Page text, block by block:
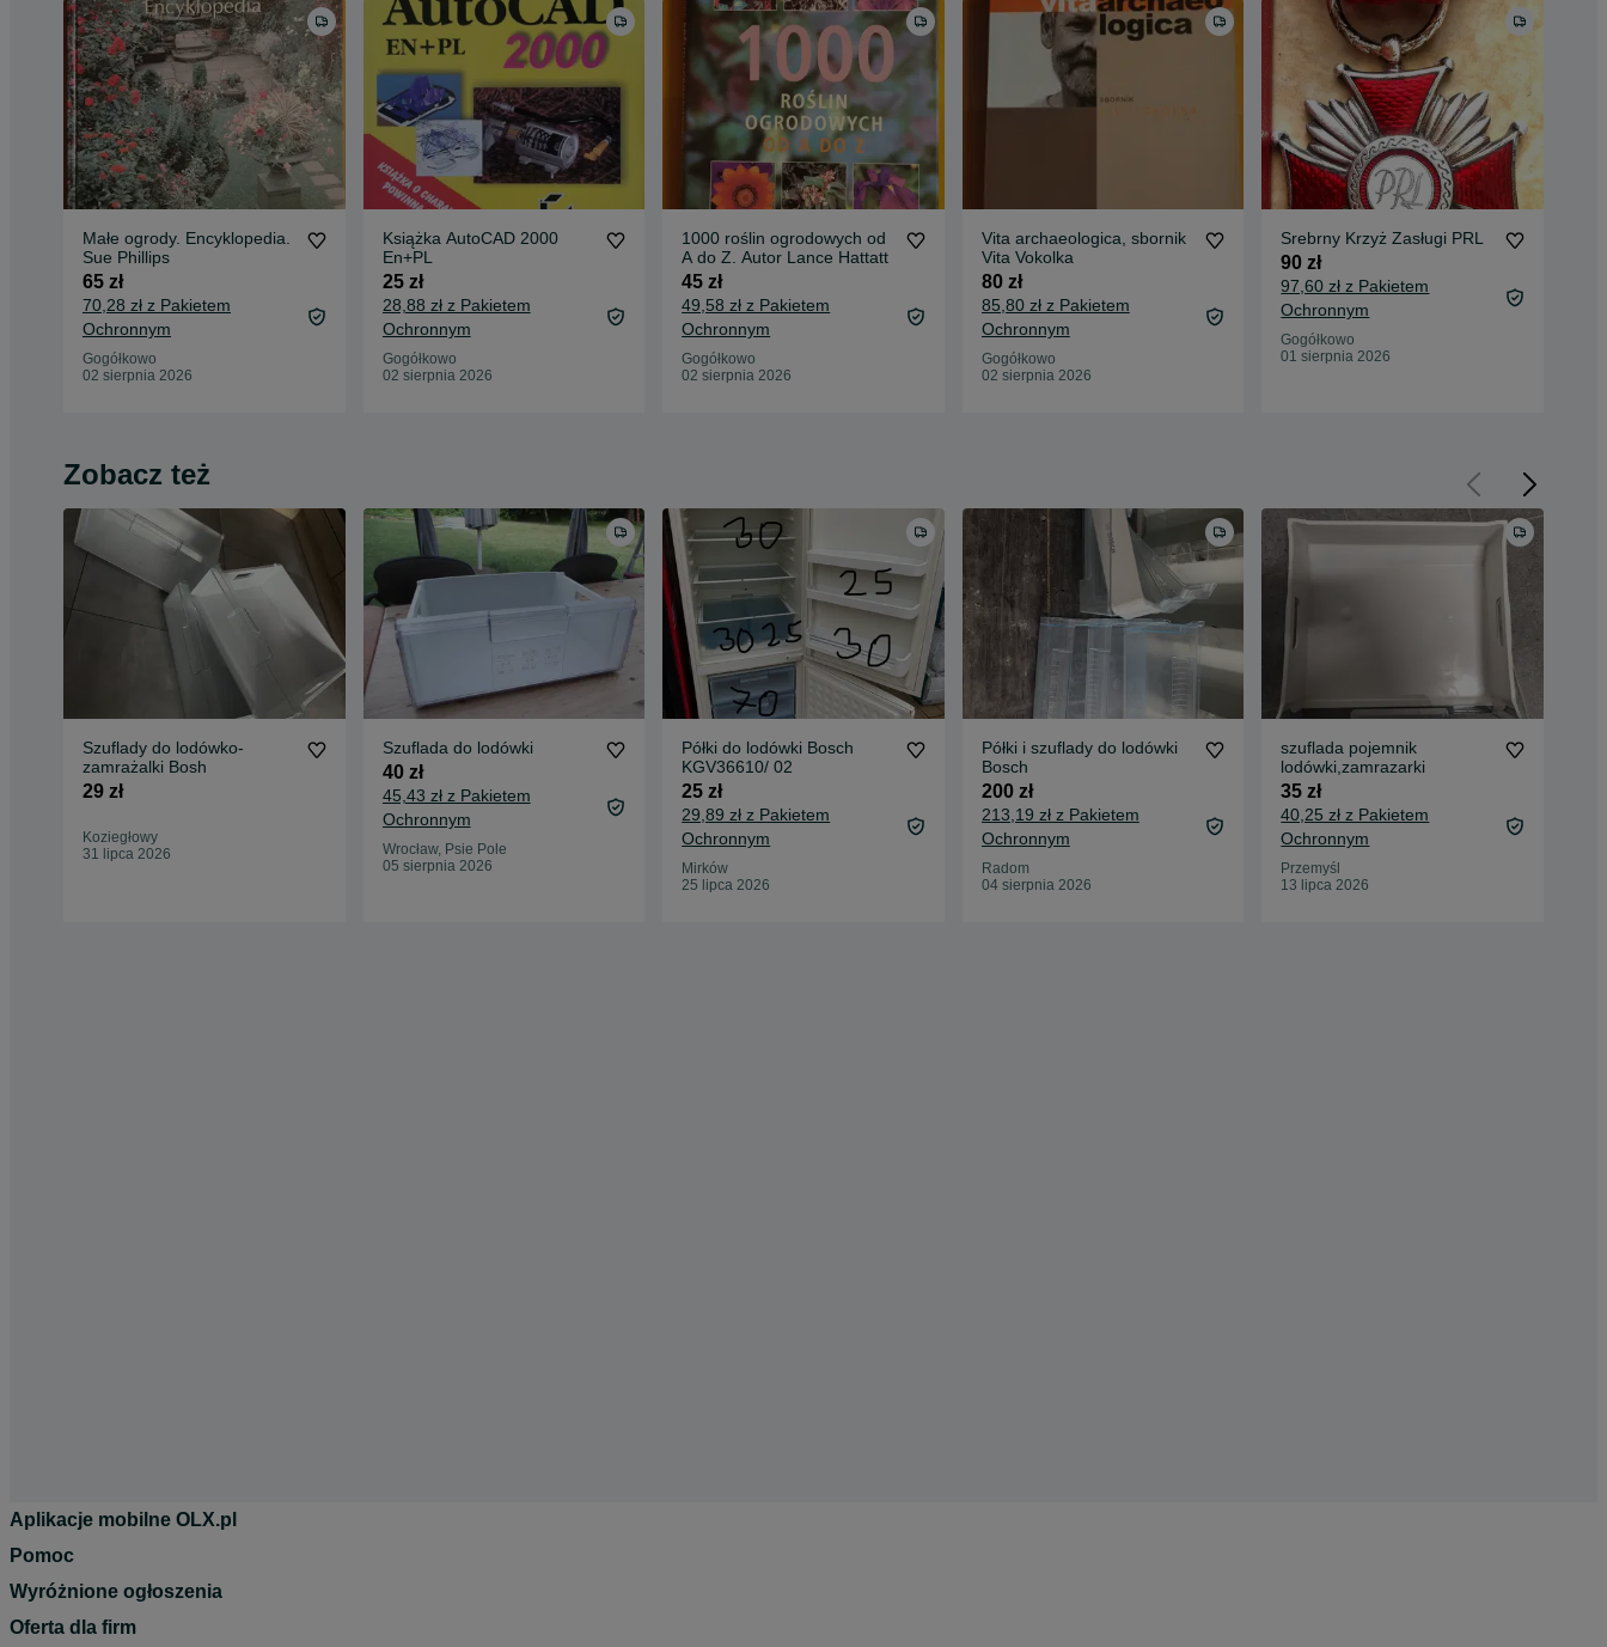
Małe ogrody. Encyklopedia.
Sue Phillips
65 zł
70,28 zł z Pakietem
Ochronnym
Gogółkowo
02 sierpnia 2026
Książka AutoCAD 2000
En+PL
25 zł
28,88 zł z Pakietem
Ochronnym
Gogółkowo
02 sierpnia 2026
1000 roślin ogrodowych od
A do Z. Autor Lance Hattatt
45 zł
49,58 zł z Pakietem
Ochronnym
Gogółkowo
02 sierpnia 2026
Vita archaeologica, sbornik
Vita Vokolka
80 zł
85,80 zł z Pakietem
Ochronnym
Gogółkowo
02 sierpnia 2026
Srebrny Krzyż Zasługi PRL
90 zł
97,60 zł z Pakietem
Ochronnym
Gogółkowo
01 sierpnia 2026
Zobacz też
Szuflady do lodówko-
zamrażalki Bosh
29 zł
Koziegłowy
31 lipca 2026
Szuflada do lodówki
40 zł
45,43 zł z Pakietem
Ochronnym
Wrocław, Psie Pole
05 sierpnia 2026
Półki do lodówki Bosch
KGV36610/ 02
25 zł
29,89 zł z Pakietem
Ochronnym
Mirków
25 lipca 2026
Półki i szuflady do lodówki
Bosch
200 zł
213,19 zł z Pakietem
Ochronnym
Radom
04 sierpnia 2026
szuflada pojemnik
lodówki,zamrazarki
35 zł
40,25 zł z Pakietem
Ochronnym
Przemyśl
13 lipca 2026
Aplikacje mobilne OLX.pl
Pomoc
Wyróżnione ogłoszenia
Oferta dla firm